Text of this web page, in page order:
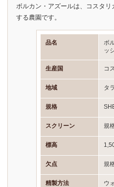
ボルカン・アズールは、コスタ
する農園です。
品名
ボ
ッ
生産国 コ
地域 タ
規格
スクリーン 規
標高
欠点 規
精製方法 ウ